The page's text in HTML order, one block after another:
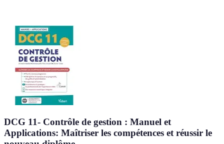
DCG 11- Contrôle de gestion : Manuel et
Applications: Maîtriser les compétences et réussir le